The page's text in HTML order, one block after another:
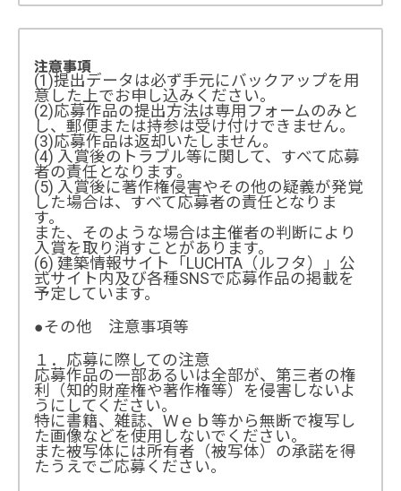
注意事項
(1)提出データは必ず手元にバックアップを用
意した上でお申し込みください。
(2)応募作品の提出方法は専用フォームのみと
し、郵便または持参は受け付けできません。
(3)応募作品は返却いたしません。
(4) 入賞後のトラブル等に関して、すべて応募
者の責任となります。
(5) 入賞後に著作権侵害やその他の疑義が発覚
した場合は、すべて応募者の責任となりま
す。
また、そのような場合は主催者の判断により
入賞を取り消すことがあります。
(6) 建築情報サイト「LUCHTA（ルフタ）」公
式サイト内及び各種SNSで応募作品の掲載を
予定しています。
●その他 注意事項等
１．応募に際しての注意
応募作品の一部あるいは全部が、第三者の権
利（知的財産権や著作権等）を侵害しないよ
うにしてください。
特に書籍、雑誌、Ｗｅｂ等から無断で複写し
た画像などを使用しないでください。
また被写体には所有者（被写体）の承諾を得
たうえでご応募ください。